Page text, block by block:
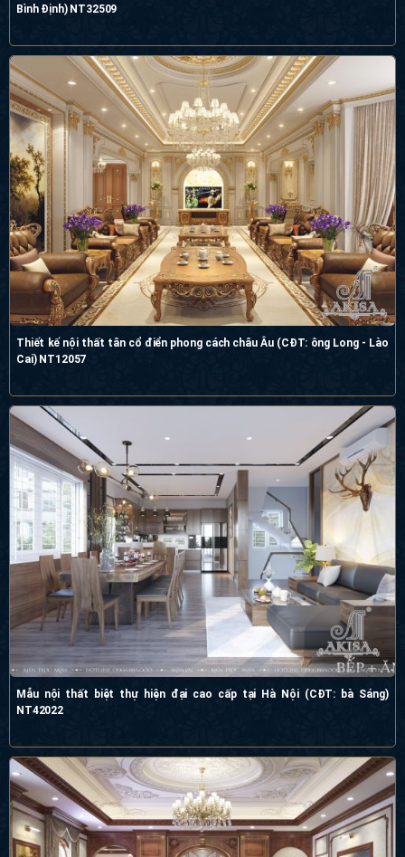
Bình Định) NT32509
Thiết kế nội thất tân cổ điển phong cách châu Âu (CĐT: ông Long - Lào
Cai) NT12057
Mẫu nội thất biệt thự hiện đại cao cấp tại Hà Nội (CĐT: bà Sáng)
NT42022